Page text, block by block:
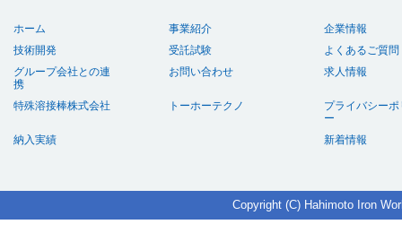
ホーム 事業紹介
企業情報
技術開発
受託試験
よくあるご質問
グループ会社との連
携
お問い合わせ 求人情報
特殊溶接棒株式会社 トーホーテクノ
プライバシーポ
ー
納入実績
新着情報
Copyright (C) Hahimoto Iron